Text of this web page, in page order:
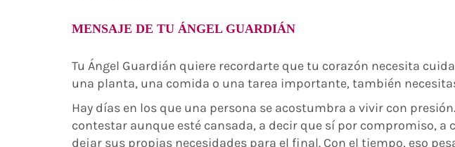
MENSAJE DE TU ÁNGEL GUARDIÁN
Tu Ángel Guardián quiere recordarte que tu corazón necesita
una planta, una comida o una tarea importante, también
Hay días en los que una persona se acostumbra a vivir con
contestar aunque esté cansada, a decir que sí por compromiso, a
dejar sus propias necesidades para el final. Con el tiempo, eso